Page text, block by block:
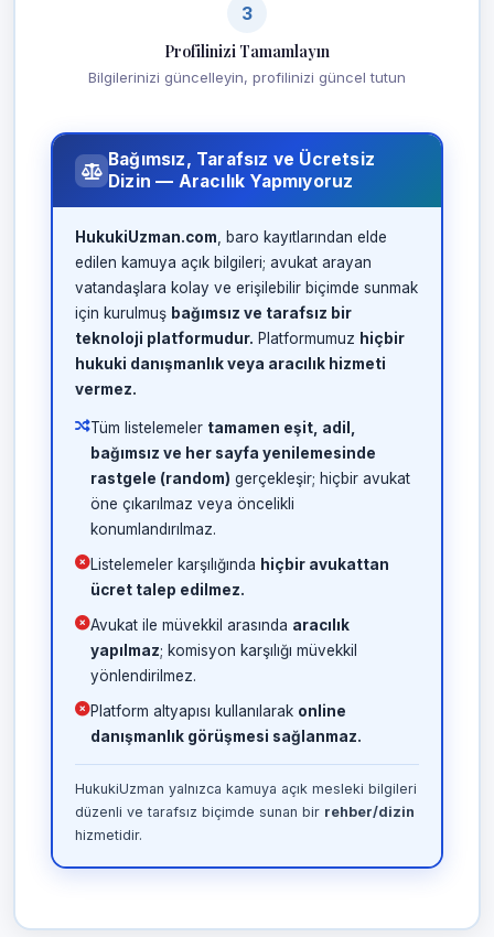
3
Profilinizi Tamamlayın
Bilgilerinizi güncelleyin, profilinizi güncel tutun
Bağımsız, Tarafsız ve Ücretsiz
Dizin — Aracılık Yapmıyoruz
HukukiUzman.com , baro kayıtlarından elde
edilen kamuya açık bilgileri; avukat arayan
vatandaşlara kolay ve erişilebilir biçimde sunmak
için kurulmuş bağımsız ve tarafsız bir
teknoloji platformudur. Platformumuz hiçbir
hukuki danışmanlık veya aracılık hizmeti
vermez.
Tüm listelemeler tamamen eşit, adil,
bağımsız ve her sayfa yenilemesinde
rastgele (random) gerçekleşir; hiçbir avukat
öne çıkarılmaz veya öncelikli
konumlandırılmaz.
Listelemeler karşılığında hiçbir avukattan
ücret talep edilmez.
Avukat ile müvekkil arasında aracılık
yapılmaz; komisyon karşılığı müvekkil
yönlendirilmez.
Platform altyapısı kullanılarak online
danışmanlık görüşmesi sağlanmaz.
HukukiUzman yalnızca kamuya açık mesleki bilgileri
düzenli ve tarafsız biçimde sunan bir rehber/dizin
hizmetidir.